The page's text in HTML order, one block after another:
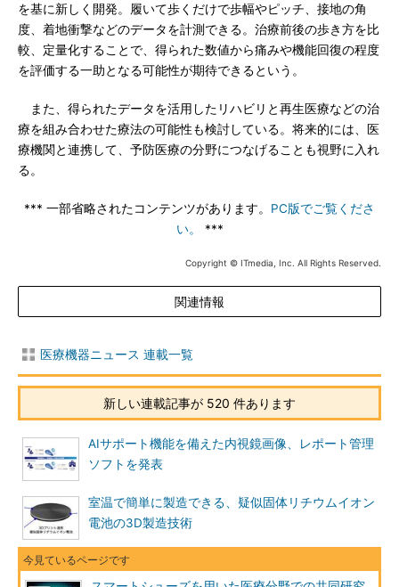
を基に新しく開発。履いて歩くだけで歩幅やピッチ、接地の角
度、着地衝撃などのデータを計測できる。治療前後の歩き方を比
較、定量化することで、得られた数値から痛みや機能回復の程度
を評価する一助となる可能性が期待できるという。
また、得られたデータを活用したリハビリと再生医療などの治
療を組み合わせた療法の可能性も検討している。将来的には、医
療機関と連携して、予防医療の分野につなげることも視野に入れ
る。
*** 一部省略されたコンテンツがあります。 PC版でご覧くださ
い。
***
Copyright © ITmedia, Inc. All Rights Reserved.
関連情報
医療機器ニュース 連載一覧
新しい連載記事が 520 件あります
AIサポート機能を備えた内視鏡画像、レポート管理
ソフトを発表
室温で簡単に製造できる、疑似固体リチウムイオン
電池の3D製造技術